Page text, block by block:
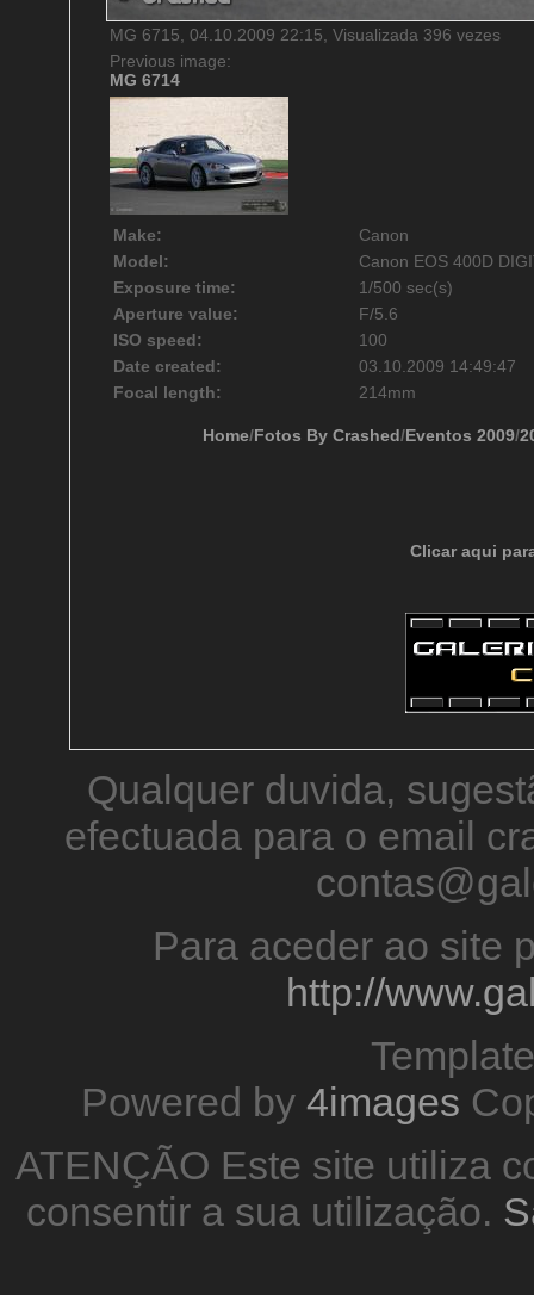
MG 6715, 04.10.2009 22:15, Visualizada 396 vezes
Previous image:
MG 6714
Make:
Canon
Model:
Canon EOS 400D
Exposure time:
1/500 sec(s)
Aperture value:
F/5.6
ISO speed:
100
Date created:
03.10.2009 14:49:47
Focal length:
214mm
Home/Fotos By Crashed/Eventos 2009/
Clicar aqui
Qualquer duvida,
efectuada para o email
Para aceder ao site
http://
Powered by 4images
ATENÇÃO Este site utiliza
consentir a sua utilização.